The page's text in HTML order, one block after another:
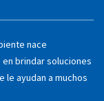
nace
brindar soluciones
le ayudan a muchos